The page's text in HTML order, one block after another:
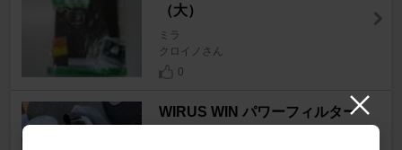
（大）
ミラ
クロイノさん
0
WIRUS WIN パワーフィルター